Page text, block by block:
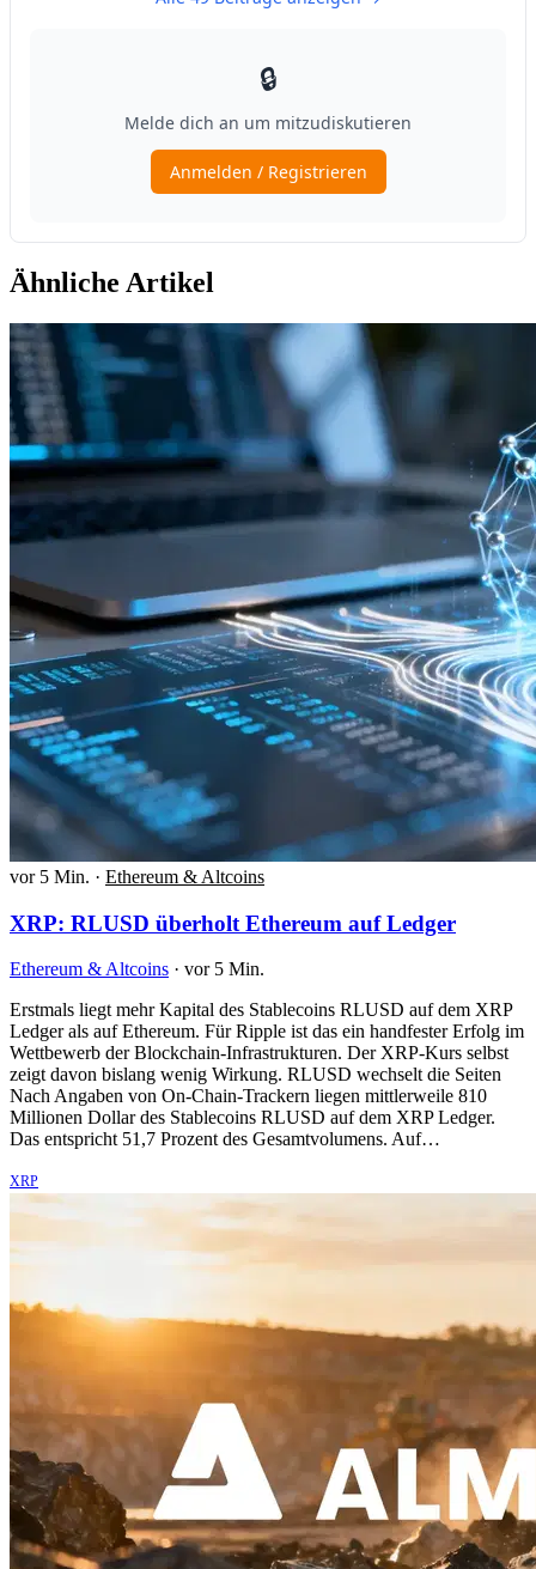
Ähnliche Artikel
vor 5 Min. · Ethereum & Altcoins
XRP: RLUSD überholt Ethereum auf Ledger
Ethereum & Altcoins · vor 5 Min.
Erstmals liegt mehr Kapital des Stablecoins RLUSD auf dem XRP
Ledger als auf Ethereum. Für Ripple ist das ein handfester Erfolg im
Wettbewerb der Blockchain-Infrastrukturen. Der XRP-Kurs selbst
zeigt davon bislang wenig Wirkung. RLUSD wechselt die Seiten
Nach Angaben von On-Chain-Trackern liegen mittlerweile 810
Millionen Dollar des Stablecoins RLUSD auf dem XRP Ledger.
Das entspricht 51,7 Prozent des Gesamtvolumens. Auf…
XRP